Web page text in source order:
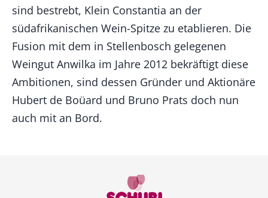
sind bestrebt, Klein Constantia an der
südafrikanischen Wein-Spitze zu etablieren. Die
Fusion mit dem in Stellenbosch gelegenen
Weingut Anwilka im Jahre 2012 bekräftigt diese
Ambitionen, sind dessen Gründer und Aktionäre
Hubert de Boüard und Bruno Prats doch nun
auch mit an Bord.